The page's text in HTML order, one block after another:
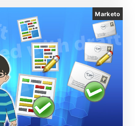
Marketo